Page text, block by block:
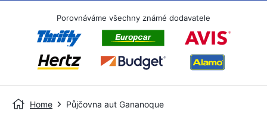
Porovnáváme všechny známé dodavatele
Home Půjčovna aut Gananoque